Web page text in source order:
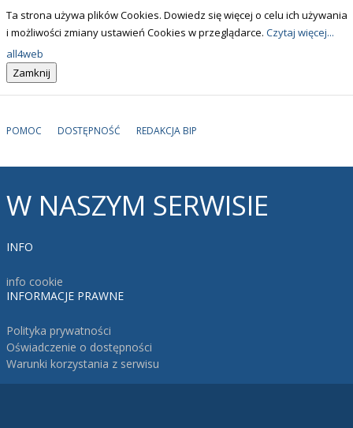
Ta strona używa plików Cookies. Dowiedz się więcej o celu ich używania
i możliwości zmiany ustawień Cookies w przeglądarce. Czytaj więcej...
all4web
POMOC DOSTĘPNOŚĆ REDAKCJA BIP
WNASZYM SERWISIE
INFO
info cookie
INFORMACJEPRAWNE
Polityka prywatności
Oświadczenie o dostępności
Warunki korzystania z serwisu